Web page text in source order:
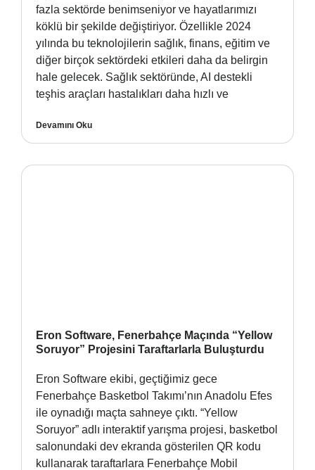
fazla sektörde benimseniyor ve hayatlarımızı
köklü bir şekilde değiştiriyor. Özellikle 2024
yılında bu teknolojilerin sağlık, finans, eğitim ve
diğer birçok sektördeki etkileri daha da belirgin
hale gelecek. Sağlık sektöründe, AI destekli
teşhis araçları hastalıkları daha hızlı ve
Devamını Oku
Eron Software, Fenerbahçe Maçında “Yellow
Soruyor” Projesini Taraftarlarla Buluşturdu
Eron Software ekibi, geçtiğimiz gece
Fenerbahçe Basketbol Takımı’nın Anadolu Efes
ile oynadığı maçta sahneye çıktı. “Yellow
Soruyor” adlı interaktif yarışma projesi, basketbol
salonundaki dev ekranda gösterilen QR kodu
kullanarak taraftarlara Fenerbahçe Mobil